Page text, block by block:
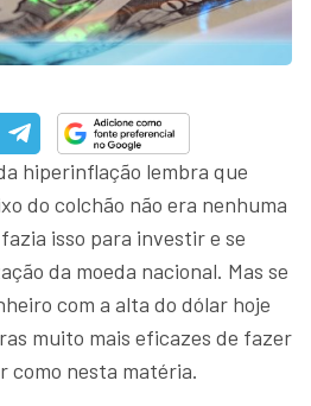
hiperinflação lembra que
do colchão não era nenhuma
isso para investir e se
da moeda nacional. Mas se
com a alta do dólar hoje
muito mais eficazes de fazer
como nesta matéria.